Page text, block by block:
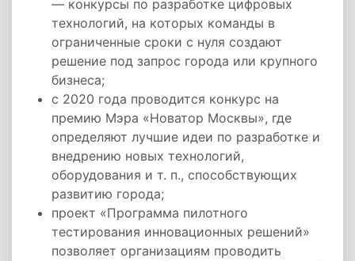
— конкурсы по разработке цифровых
технологий, на которых команды в
ограниченные сроки с нуля создают
решение под запрос города или крупного
бизнеса;
с 2020 года проводится конкурс на
премию Мэра «Новатор Москвы», где
определяют лучшие идеи по разработке и
внедрению новых технологий,
оборудования и т. п., способствующих
развитию города;
проект «Программа пилотного
тестирования инновационных решений»
позволяет организациям проводить